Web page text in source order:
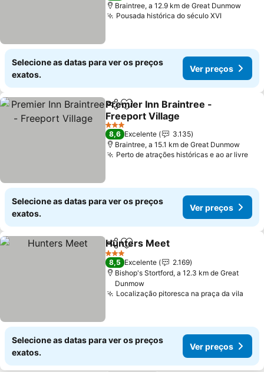
Braintree, a 12.9 km de Great Dunmow
Pousada histórica do século XVIVer
Selecione as datas para ver os preços
exatos.
Ver preços
PartilharAdicionar aos favoritos
Premier Inn Braintree -
Freeport Village
Ver preços
3 Estrelas
8,6 Excelente
3.135
Braintree, a 15.1 km de Great Dunmow
Perto de atrações históricas e ao ar livre
Selecione as datas para ver os preços
exatos.
Ver preços
PartilharAdicionar aos favoritos
Hunters Meet
3 Estrelas
8,5 Excelente
2.169
Bishop's Stortford, a 12.3 km de Great
Dunmow
Localização pitoresca na praça da vila
Selecione as datas para ver os preços
exatos.
Ver preços